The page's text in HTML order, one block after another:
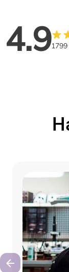
4.9